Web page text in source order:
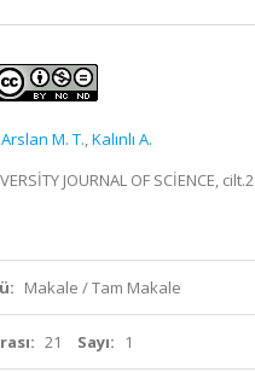
Arslan M. T.,Kalınlı A.
JOURNAL OF SCİENCE,
Makale / Tam Makale
21 Sayı: 1